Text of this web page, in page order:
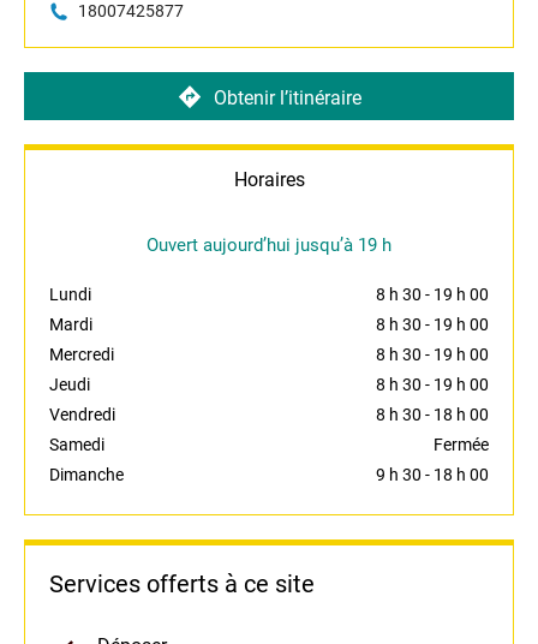
18007425877
Obtenir l’itinéraire
Horaires
Ouvert aujourd’hui jusqu’à 19 h
Lundi 8 h 30 - 19 h 00
Mardi
8 h 30 - 19 h 00
Mercredi
8 h 30 - 19 h 00
Jeudi
8 h 30 - 19 h 00
Vendredi
8 h 30 - 18 h 00
Samedi
Fermée
Dimanche
9 h 30 - 18 h 00
Services offerts à ce site